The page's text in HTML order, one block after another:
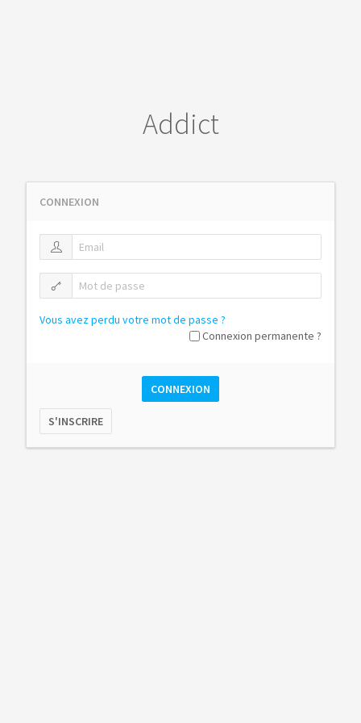
Addict
CONNEXION
Vous avez perdu votre mot de passe ?
Connexion permanente ?
CONNEXION
S'INSCRIRE